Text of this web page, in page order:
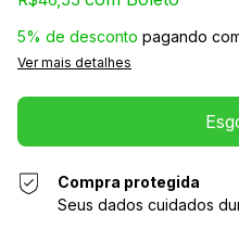
5% de desconto pagando
Ver mais detalhes
Compra protegida
Seus dados cuidados